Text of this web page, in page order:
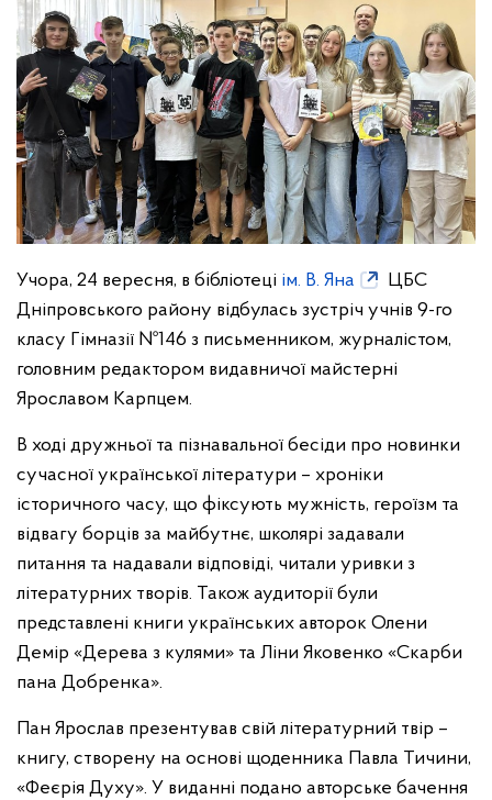
Учора, 24 вересня, в бібліотеці ім. В. Яна
ЦБС
Дніпровського району відбулась зустріч учнів 9-го
класу Гімназії №146 з письменником, журналістом,
головним редактором видавничої майстерні
Ярославом Карпцем.
В ході дружньої та пізнавальної бесіди про новинки
сучасної української літератури – хроніки
історичного часу, що фіксують мужність, героїзм та
відвагу борців за майбутнє, школярі задавали
питання та надавали відповіді, читали уривки з
літературних творів. Також аудиторії були
представлені книги українських авторок Олени
Демір «Дерева з кулями» та Ліни Яковенко «Скарби
пана Добренка».
Пан Ярослав презентував свій літературний твір –
книгу, створену на основі щоденника Павла Тичини,
«Феєрія Духу». У виданні подано авторське бачення